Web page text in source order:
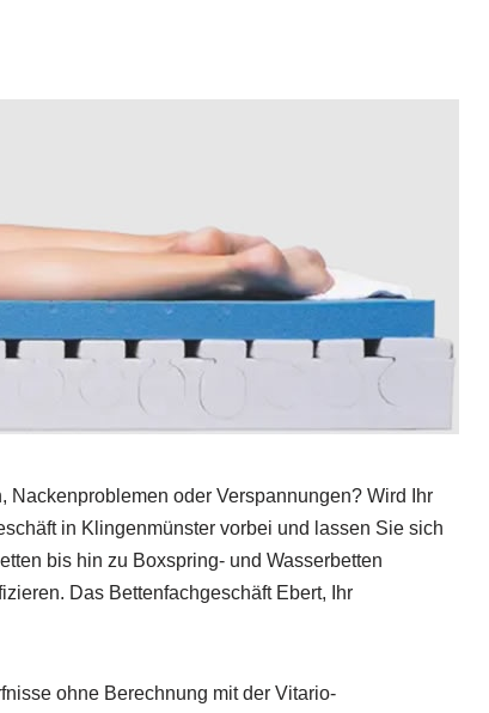
oder Verspannungen? Wird Ihr
in Klingenmünster vorbei und lassen Sie sich
bis hin zu Boxspring- und Wasserbetten
Das Bettenfachgeschäft Ebert, Ihr
ohne Berechnung mit der Vitario-